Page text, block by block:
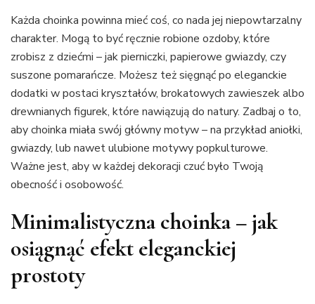
Każda choinka powinna mieć coś, co nada jej niepowtarzalny
charakter. Mogą to być ręcznie robione ozdoby, które
zrobisz z dziećmi – jak pierniczki, papierowe gwiazdy, czy
suszone pomarańcze. Możesz też sięgnąć po eleganckie
dodatki w postaci kryształów, brokatowych zawieszek albo
drewnianych figurek, które nawiązują do natury. Zadbaj o to,
aby choinka miała swój główny motyw – na przykład aniołki,
gwiazdy, lub nawet ulubione motywy popkulturowe.
Ważne jest, aby w każdej dekoracji czuć było Twoją
obecność i osobowość.
Minimalistyczna choinka – jak
osiągnąć efekt eleganckiej
prostoty